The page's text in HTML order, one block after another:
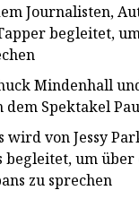
Journalisten,
begleitet,
Mindenhall
Spektakel
wird von Jessy
begleitet, um über
zu sprechen